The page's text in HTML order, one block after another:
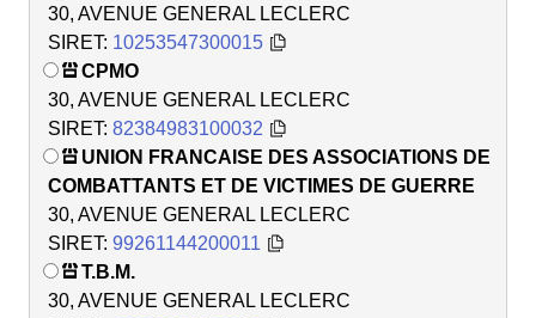
30, AVENUE GENERAL LECLERC
SIRET: 10253547300015
CPMO
30, AVENUE GENERAL LECLERC
SIRET: 82384983100032
UNION FRANCAISE DES ASSOCIATIONS DE
COMBATTANTS ET DE VICTIMES DE GUERRE
30, AVENUE GENERAL LECLERC
SIRET: 99261144200011
T.B.M.
30, AVENUE GENERAL LECLERC